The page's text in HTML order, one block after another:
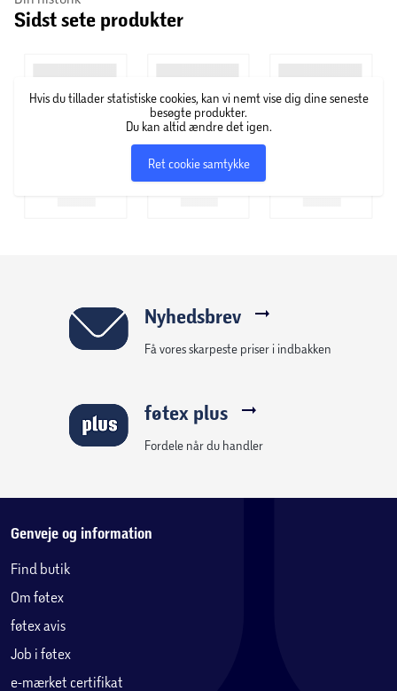
hele verden i de nyeste trends og de seneste teknikker.
Sidst sete produkter
Hvis du tillader statistiske cookies, kan vi nemt vise dig dine seneste
besøgte produkter.
Du kan altid ændre det igen.
Ret cookie samtykke
Nyhedsbrev
Få vores skarpeste priser i indbakken
føtex plus
Fordele når du handler
Genveje og information
Find butik
Om føtex
føtex avis
Job i føtex
e-mærket certifikat